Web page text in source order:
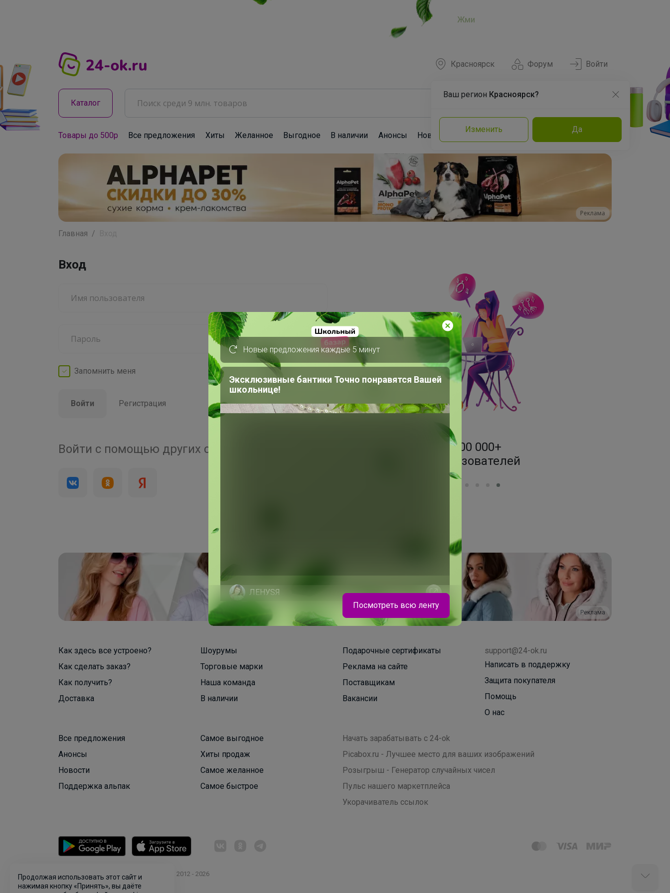
Жми
Форум
Красноярск
Ваш регион Красноярск?
Изменить Да
Войти
Каталог
Товары до 500р Все предложения Хиты Желанное Выгодное В наличии Анонсы Новости Команда Эксперты
Реклама
Главная
Вход
Запомнить меня Забыли пароль?
Войти Регистрация
Войти с помощью других сервисов
4 000+
200 000+
пользователей
Реклама
Как здесь все устроено?
Как сделать заказ?
Как получить?
Доставка
Шоурумы
Торговые марки
Наша команда
В наличии
Подарочные сертификаты
Реклама на сайте
Поставщикам
Вакансии
support@24-ok.ru
Написать в поддержку
Защита покупателя
Помощь
О нас
Все предложения
Анонсы
Новости
Поддержка альпак
Самое выгодное
Хиты продаж
Самое желанное
Самое быстрое
Начать зарабатывать с 24-ok
Picabox.ru - Лучшее место для ваших изображений
Розыгрыш - Генератор случайных чисел
Пульс нашего маркетплейса
Укорачиватель ссылок
© ООО "Лявита", ОГРН 1122468054070, 2012 - 2026
Политика конфиденциальности
Новые предложения каждые 5 минут
Эксклюзивные бантики Точно понравятся Вашей
школьнице!
ЛЕНУSЯ
Школьные брюки для девочек и мальчиков
Посмотреть всю ленту
Продолжая использовать этот сайт и
нажимая кнопку «Принять», вы даёте